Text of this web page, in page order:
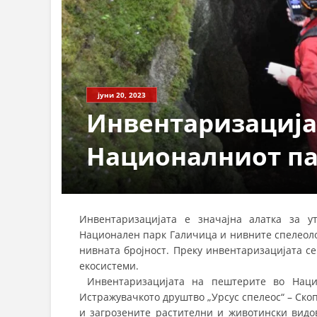
јуни 20, 2023
Националниот
Инвентаризацијата е значајна алатка за
Национален парк Галичица и нивните
нивната бројност. Преку инвентаризацијата
екосистеми.
Инвентаризацијата на пештерите во
Истражувачкото друштво „Урсус спелеос“ –
и загрозените растителни и животински